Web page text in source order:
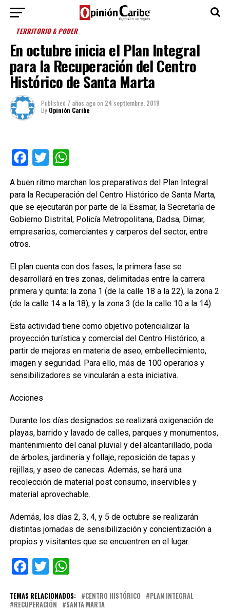
TERRITORIO & PODER
En octubre inicia el Plan Integral
para la Recuperación del Centro
Histórico de Santa Marta
Published 7 años agoon 24 septiembre, 2019
By Opinión Caribe
Facebook
TwitterWhatsApp
A buen ritmo marchan los preparativos del Plan Integral
para la Recuperación del Centro Histórico de Santa Marta,
que se ejecutarán por parte de la Essmar, la Secretaría de
Gobierno Distrital, Policía Metropolitana, Dadsa, Dimar,
empresarios, comerciantes y carperos del sector, entre
otros.
El plan cuenta con dos fases, la primera fase se
desarrollará en tres zonas, delimitadas entre la carrera
primera y quinta: la zona 1 (de la calle 18 a la 22), la zona 2
(de la calle 14 a la 18), y la zona 3 (de la calle 10 a la 14).
Esta actividad tiene como objetivo potencializar la
proyección turística y comercial del Centro Histórico, a
partir de mejoras en materia de aseo, embellecimiento,
imagen y seguridad. Para ello, más de 100 operarios y
sensibilizadores se vincularán a esta iniciativa.
Acciones
Durante los días designados se realizará oxigenación de
playas, barrido y lavado de calles, parques y monumentos,
mantenimiento del canal pluvial y del alcantarillado, poda
de árboles, jardinería y follaje, reposición de tapas y
rejillas, y aseo de canecas. Además, se hará una
recolección de material post consumo, inservibles y
material aprovechable.
Además, los días 2, 3, 4, y 5 de octubre se realizarán
distintas jornadas de sensibilización y concientización a
propios y visitantes que se encuentren en el lugar.
Facebook
TwitterWhatsApp
TEMAS RELACIONADOS: CENTRO HISTÓRICO
PLAN INTEGRAL
RECUPERACIÓN
SANTA MARTA